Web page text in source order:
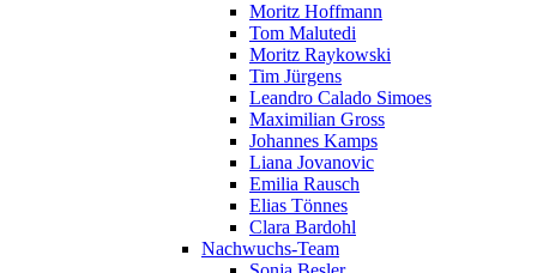
Moritz Hoffmann
Tom Malutedi
Moritz Raykowski
Tim Jürgens
Leandro Calado Simoes
Maximilian Gross
Johannes Kamps
Liana Jovanovic
Emilia Rausch
Elias Tönnes
Clara Bardohl
Nachwuchs-Team